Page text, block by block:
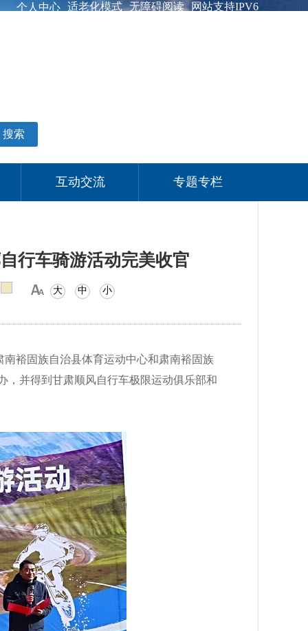
网站支持IPV6
无障碍阅读
适老化模式
个人中心
搜索
互动交流 专题专栏
行车骑游活动完美收官
大 中 小
南裕固族自治县体育运动中心和肃南裕固族
， 并得到甘肃顺风自行车极限运动俱乐部和